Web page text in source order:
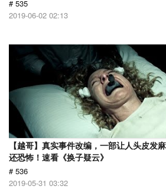
# 535
2019-06-02 02:13
【越哥】真实事件改编，一部让人头皮发
还恐怖！速看《换子疑云》
# 536
2019-05-31 03:32